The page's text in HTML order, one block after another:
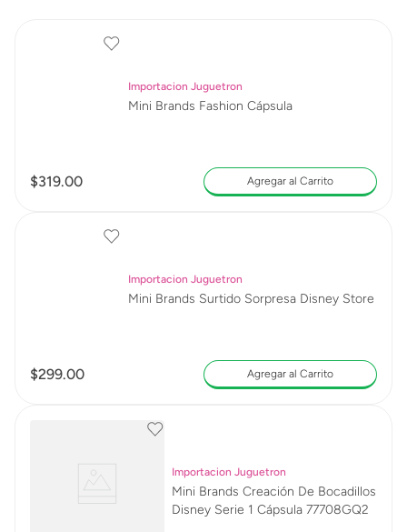
Importacion Juguetron
Mini Brands Fashion Cápsula
$319.00 Agregar al Carrito
Importacion Juguetron
Mini Brands Surtido Sorpresa Disney Store
$299.00 Agregar al Carrito
Importacion Juguetron
Mini Brands Creación De Bocadillos
Disney Serie 1 Cápsula 77708GQ2